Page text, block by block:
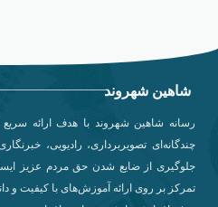
شاهین شهروند
رسانه شاهین شهروند با هدف ارائه سریع
چندگانه‌ای تصویربرداری، رادیویی،
جلوگیری از ضایع شدن حق مردم عزیز
تمرکز بر روی ارائه آموزش‌های با کیفیت و